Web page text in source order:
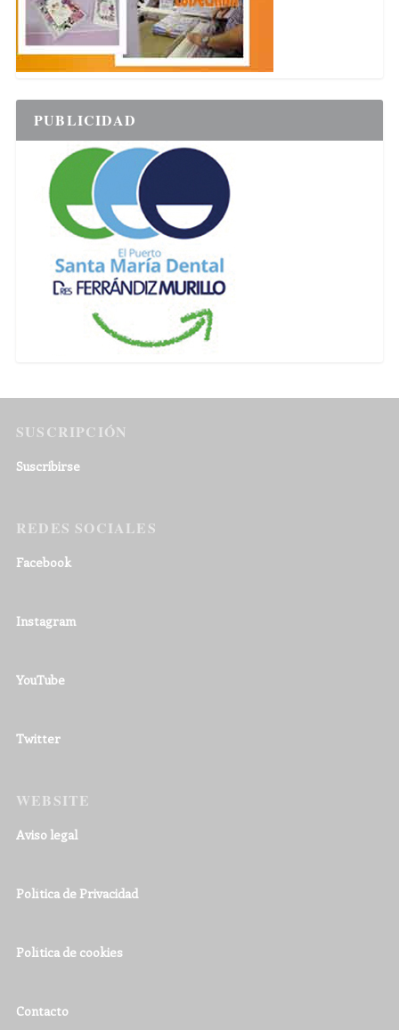
PUBLICIDAD
SUSCRIPCIÓN
Suscribirse
REDES SOCIALES
Facebook
Instagram
YouTube
Twitter
WEBSITE
Aviso legal
Política de Privacidad
Política de cookies
Contacto